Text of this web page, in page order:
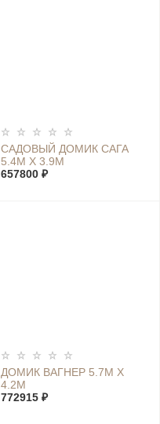
САДОВЫЙ ДОМИК САГА
5.4М Х 3.9М
657800 ₽
ДОМИК ВАГНЕР 5.7М Х
4.2М
772915 ₽